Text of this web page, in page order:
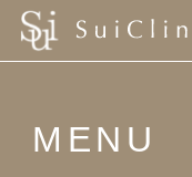
MENU